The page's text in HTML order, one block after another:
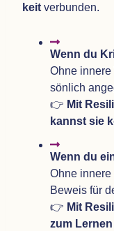
keit verbunden.
Wenn du
Ohne
sön­lich
👉 Mit
kannst sie
Wenn du
Ohne
Beweis für
👉 Mit
zum